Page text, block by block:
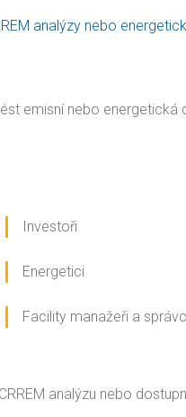
analýzy nebo
emisní nebo
Investoři
Energetici
Facility manažeři a
analýzu nebo